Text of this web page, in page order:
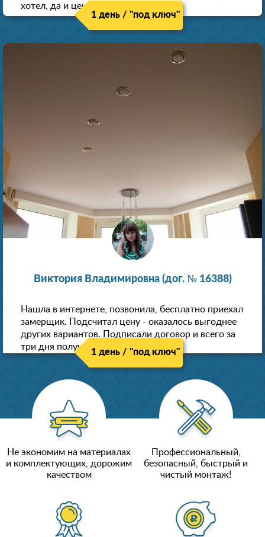
хотел, да и цена нормальная.
1 день / "под ключ"
Виктория Владимировна (дог. № 16388)
Нашла в интернете, позвонила, бесплатно приехал
замерщик. Подсчитал цену - оказалось выгоднее
других вариантов. Подписали договор и всего за
три дня получили новые потолки!
1 день / "под ключ"
Не экономим на материалах
и комплектующих, дорожим
качеством
Профессиональный,
безопасный, быстрый и
чистый монтаж!